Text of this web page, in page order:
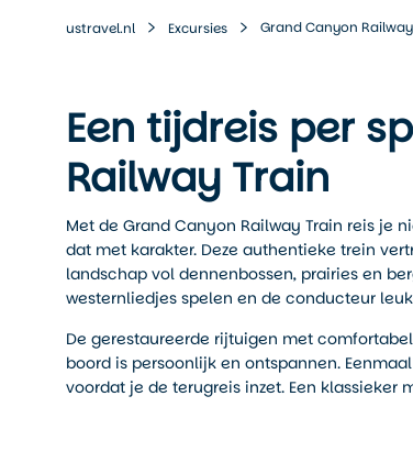
ustravel.nl Excursies Grand Canyon
Een tijdreis per
Railway Train
Met de Grand Canyon Railway Train reis je
dat met karakter. Deze authentieke trein
landschap vol dennenbossen, prairies en
westernliedjes spelen en de conducteur
De gerestaureerde rijtuigen met
boord is persoonlijk en ontspannen.
voordat je de terugreis inzet. Een klassieker